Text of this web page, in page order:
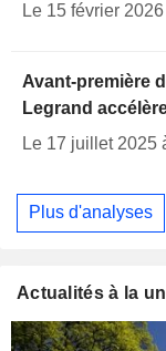
Le 15 février
Avant-première
Legrand
Le 17 juillet 2025
Plus d'analyses
Actualités à la